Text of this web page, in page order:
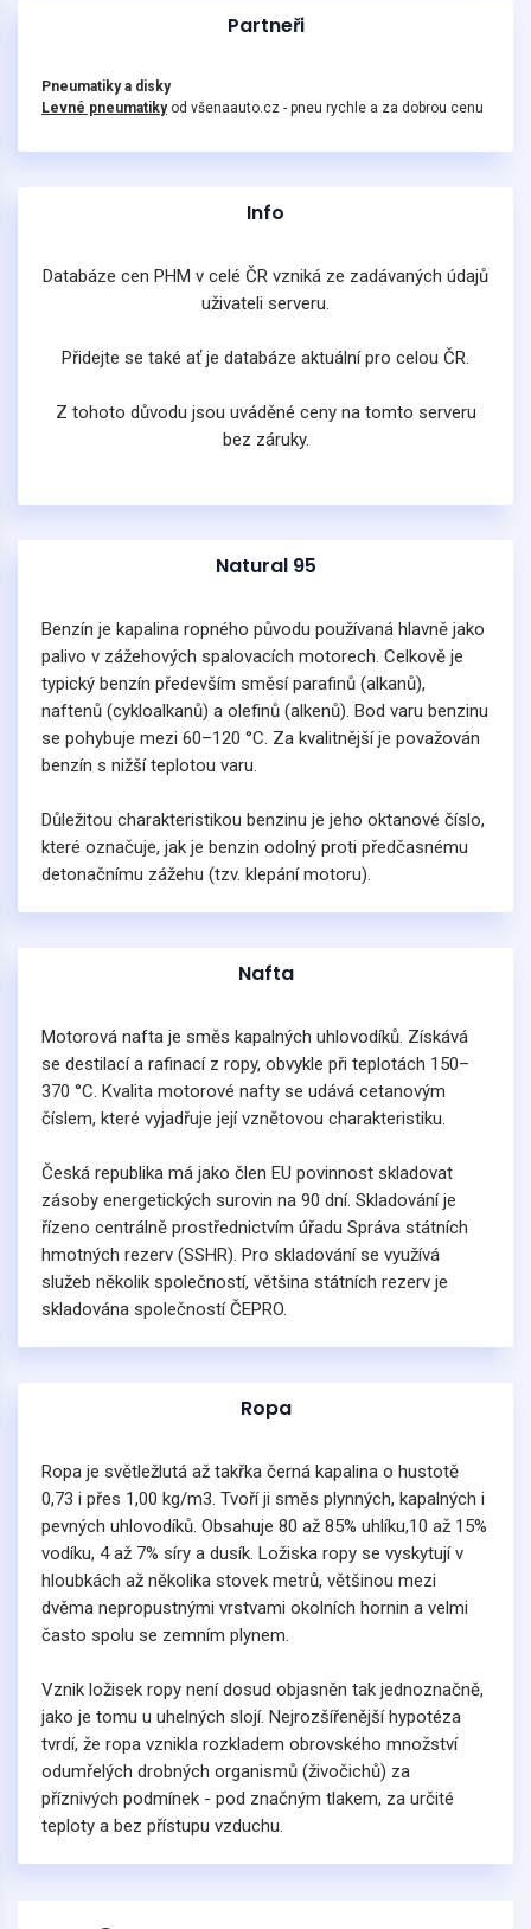
Partneři
Pneumatiky a disky
Levné pneumatikyod všenaauto.cz - pneu rychle a za dobrou cenu
Info
Databáze cen PHM v celé ČR vzniká ze zadávaných údajů
uživateli serveru.
Přidejte se také ať je databáze aktuální pro celou ČR.
Z tohoto důvodu jsou uváděné ceny na tomto serveru
bez záruky.
Natural 95
Benzín je kapalina ropného původu používaná hlavně jako
palivo v zážehových spalovacích motorech. Celkově je
typický benzín především směsí parafinů (alkanů),
naftenů (cykloalkanů) a olefinů (alkenů). Bod varu benzinu
se pohybuje mezi 60–120 °C. Za kvalitnější je považován
benzín s nižší teplotou varu.
Důležitou charakteristikou benzinu je jeho oktanové číslo,
které označuje, jak je benzin odolný proti předčasnému
detonačnímu zážehu (tzv. klepání motoru).
Nafta
Motorová nafta je směs kapalných uhlovodíků. Získává
se destilací a rafinací z ropy, obvykle při teplotách 150–
370 °C. Kvalita motorové nafty se udává cetanovým
číslem, které vyjadřuje její vznětovou charakteristiku.
Česká republika má jako člen EU povinnost skladovat
zásoby energetických surovin na 90 dní. Skladování je
řízeno centrálně prostřednictvím úřadu Správa státních
hmotných rezerv (SSHR). Pro skladování se využívá
služeb několik společností, většina státních rezerv je
skladována společností ČEPRO.
Ropa
Ropa je světležlutá až takřka černá kapalina o hustotě
0,73 i přes 1,00 kg/m3. Tvoří ji směs plynných, kapalných i
pevných uhlovodíků. Obsahuje 80 až 85% uhlíku,10 až 15%
vodíku, 4 až 7% síry a dusík. Ložiska ropy se vyskytují v
hloubkách až několika stovek metrů, většinou mezi
dvěma nepropustnými vrstvami okolních hornin a velmi
často spolu se zemním plynem.
Vznik ložisek ropy není dosud objasněn tak jednoznačně,
jako je tomu u uhelných slojí. Nejrozšířenější hypotéza
tvrdí, že ropa vznikla rozkladem obrovského množství
odumřelých drobných organismů (živočichů) za
příznivých podmínek - pod značným tlakem, za určité
teploty a bez přístupu vzduchu.